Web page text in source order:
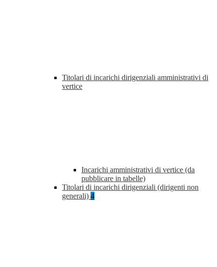
Titolari di incarichi dirigenziali amministrativi di
vertice
Incarichi amministrativi di vertice (da
pubblicare in tabelle)
Titolari di incarichi dirigenziali (dirigenti non
generali) 4